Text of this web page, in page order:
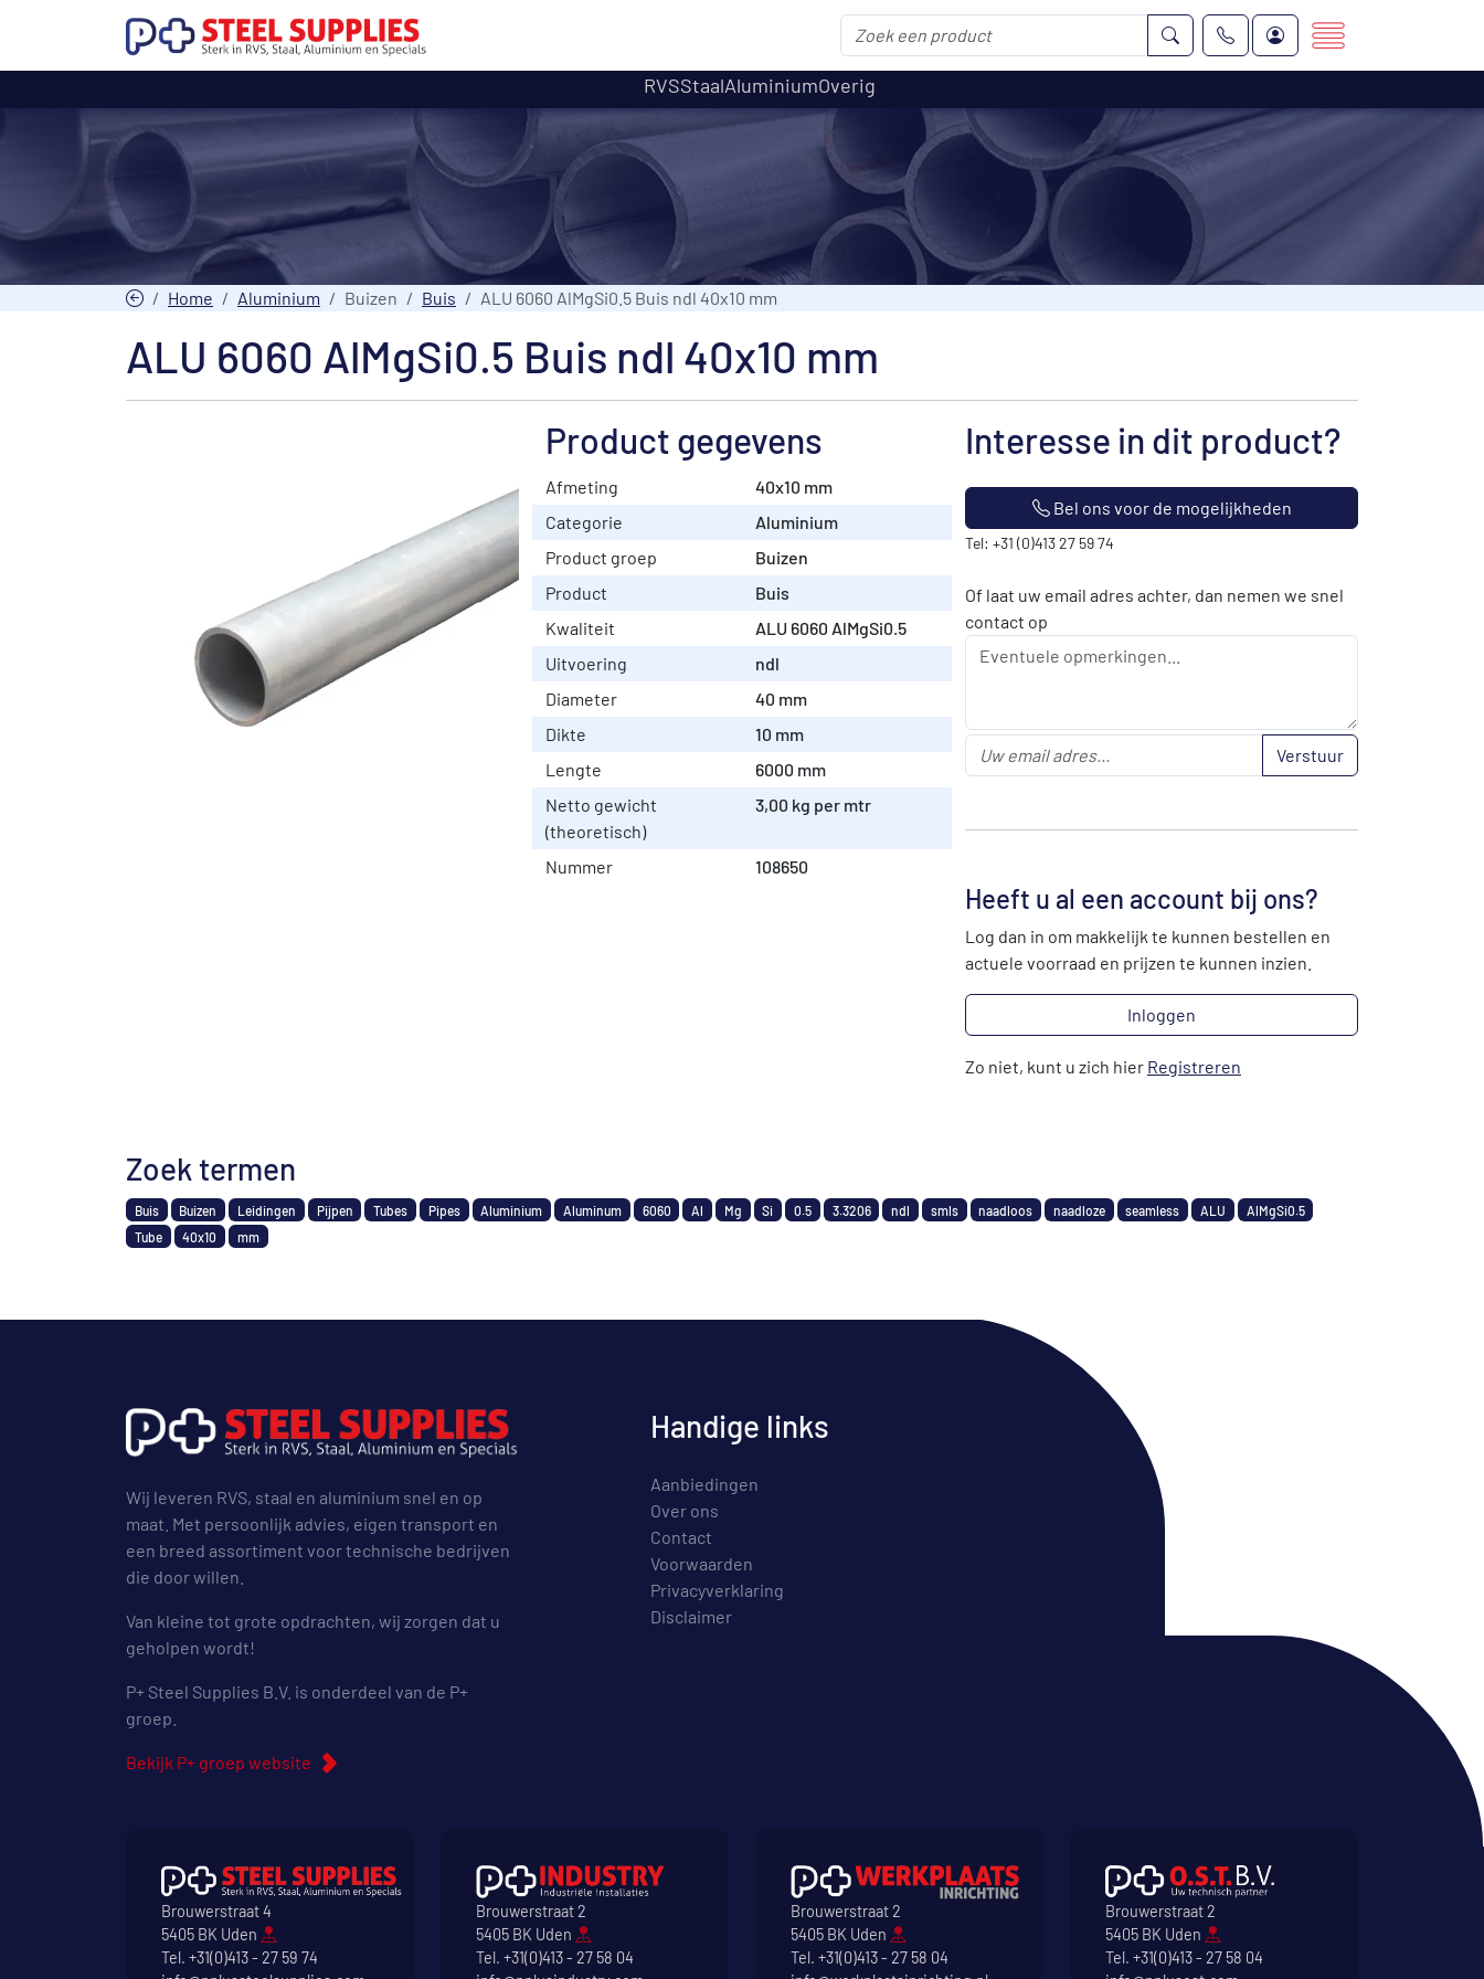
RVSStaalAluminiumOverig
Home Aluminium Buizen Buis ALU 6060 AlMgSi0.5 Buis ndl 40x10 mm
ALU 6060 AlMgSi0.5 Buis ndl 40x10 mm
Product gegevens
Afmeting
40x10 mm
Categorie
Aluminium
Product groep
Buizen
Product
Buis
Kwaliteit
ALU 6060 AlMgSi0.5
Uitvoering
ndl
Diameter
40 mm
Dikte
10 mm
Lengte
6000 mm
Netto gewicht
(theoretisch)
3,00 kg per mtr
Nummer 108650
Interesse in dit product?
Bel ons voor de mogelijkheden
Tel: +31 (0)413 27 59 74
Of laat uw email adres achter, dan nemen we snel
contact op
Verstuur
Heeft u al een account bij ons?
Log dan in om makkelijk te kunnen bestellen en
actuele voorraad en prijzen te kunnen inzien.
Inloggen
Zo niet, kunt u zich hier Registreren
Zoek termen
Buis Buizen Leidingen Pijpen Tubes Pipes Aluminium Aluminum 6060 Al Mg Si 0.5 3.3206 ndl smls naadloos naadloze seamless ALU
AlMgSi0.5
Tube
40x10 mm
Wij leveren RVS, staal en aluminium snel en op
maat. Met persoonlijk advies, eigen transport en
een breed assortiment voor technische bedrijven
die door willen.
Van kleine tot grote opdrachten, wij zorgen dat u
geholpen wordt!
P+ Steel Supplies B.V. is onderdeel van de P+
groep.
Bekijk P+ groep website
Handige links
Aanbiedingen
Over ons
Contact
Voorwaarden
Privacyverklaring
Disclaimer
Brouwerstraat 4
5405 BK Uden
Tel. +31(0)413 - 27 59 74
Brouwerstraat 2
5405 BK Uden
Tel. +31(0)413 - 27 58 04
Brouwerstraat 2
5405 BK Uden
Tel. +31(0)413 - 27 58 04
Brouwerstraat 2
5405 BK Uden
Tel. +31(0)413 - 27 58 04